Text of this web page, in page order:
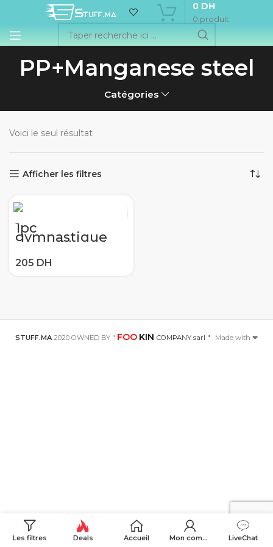
0 produit
0 DH
PP+Manganese steel
Catégories
Voici le seul résultat
Afficher les filtres
1pc
gymnastique
accueil hanche
formateur
pelvien
dispositif
ligne outil de
STUFF.MA 2020 OWNED BY " FOO KIN COMPANY sarl " . Made with ❤
Les filtres Deals Accueil Mon compte LiveChat